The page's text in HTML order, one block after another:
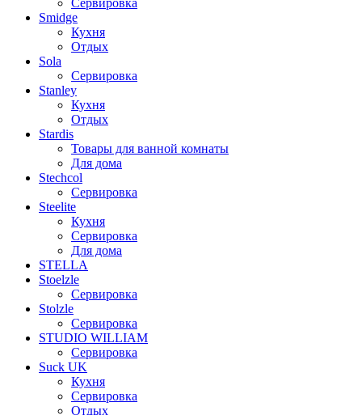
Сервировка
Smidge
Кухня
Отдых
Sola
Сервировка
Stanley
Кухня
Отдых
Stardis
Товары для ванной комнаты
Для дома
Stechcol
Сервировка
Steelite
Кухня
Сервировка
Для дома
STELLA
Stoelzle
Сервировка
Stolzle
Сервировка
STUDIO WILLIAM
Сервировка
Suck UK
Кухня
Сервировка
Отдых